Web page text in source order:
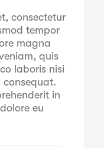
consectetur
tempor
magna
quis
laboris nisi
in
eu